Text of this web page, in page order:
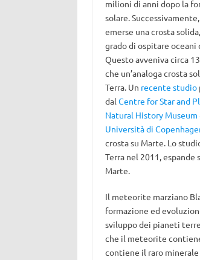
milioni di anni dopo la
solare.
emerse una crosta
grado di ospitare oceani
Questo avveniva circa
che un’analoga crosta
Terra. Un recente studio
dal Centre for Star and
Natural History Museum
Università di
crosta su Marte. Lo
Terra nel 2011,
Marte.
Il meteorite marziano
formazione ed
sviluppo dei pianeti
che il meteorite
contiene il raro